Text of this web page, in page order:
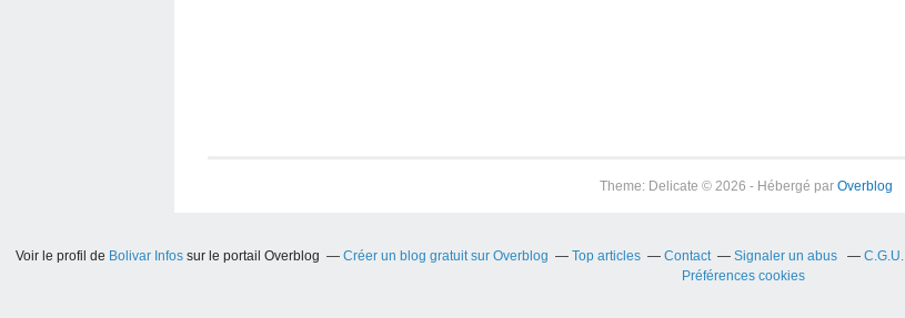
Theme: Delicate © 2026 - Hébergé par Overblog
Voir le profil de Bolivar Infossur le portail Overblog Créer un blog gratuit sur Overblog Top articles Contact Signaler un abus C.G.U.
Préférences cookies